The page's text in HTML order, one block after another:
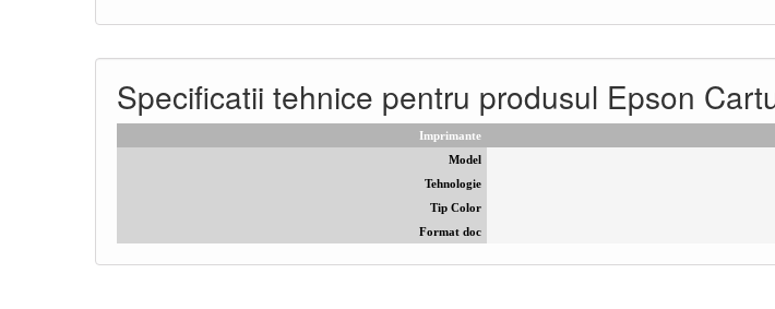
Specificatii tehnice pentru produsul Epson
Imprimante
Model
Tehnologie
Tip Color
Format doc